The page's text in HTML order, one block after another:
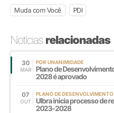
Muda com Você PDI
Notíciasrelacionadas
30
MAR
POR UNANIMIDADE
Plano de
2028 é aprovado
07
OUT
PLANO DE DESENVOLVIMENTO
Ulbra inicia processo de
2023-2028